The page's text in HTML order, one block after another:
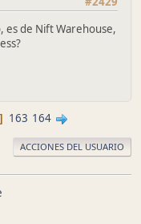
es de Nift Warehouse,
163 164
ACCIONES DEL USUARIO